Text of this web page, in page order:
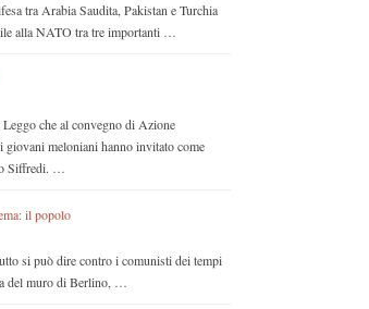
tra Arabia Saudita, Pakistan e Turchia
alla NATO tra tre importanti …
che al convegno di Azione
meloniani hanno invitato come
Siffredi. …
il popolo
si può dire contro i comunisti dei tempi
del muro di Berlino, …